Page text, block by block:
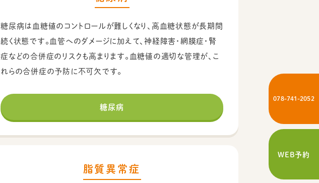
糖尿病は血糖値のコントロールが難しくなり、高血糖状態が長期間
続く状態です。血管へのダメージに加えて、神経障害・網膜症・腎
症などの合併症のリスクも高まります。血糖値の適切な管理が、こ
れらの合併症の予防に不可欠です。
糖尿病
脂質異常症
078-741-2052
WEB予約